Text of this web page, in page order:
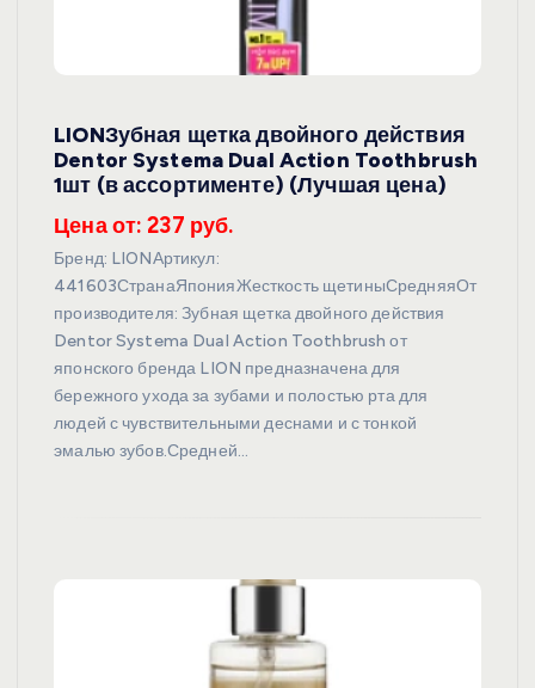
LIONЗубная щетка двойного действия
Dentor Systema Dual Action Toothbrush
1шт (в ассортименте) (Лучшая цена)
Цена от: 237 руб.
Бренд: LIONАртикул:
441603СтранаЯпонияЖесткость щетиныСредняяОт
производителя: Зубная щетка двойного действия
Dentor Systema Dual Action Toothbrush от
японского бренда LION предназначена для
бережного ухода за зубами и полостью рта для
людей с чувствительными деснами и с тонкой
эмалью зубов.Средней…